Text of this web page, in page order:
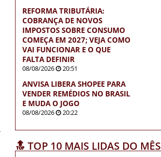
REFORMA TRIBUTÁRIA:
COBRANÇA DE NOVOS
IMPOSTOS SOBRE CONSUMO
COMEÇA EM 2027; VEJA COMO
VAI FUNCIONAR E O QUE
FALTA DEFINIR
08/08/2026 20:51
ANVISA LIBERA SHOPEE PARA
VENDER REMÉDIOS NO BRASIL
E MUDA O JOGO
08/08/2026 20:22
🔝 TOP 10 MAIS LIDAS DO MÊS